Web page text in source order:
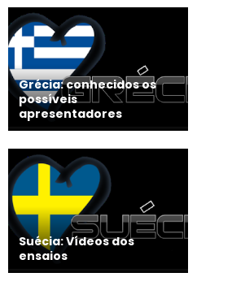
Grécia: conhecidos os
possíveis
apresentadores
Suécia: Vídeos dos
ensaios